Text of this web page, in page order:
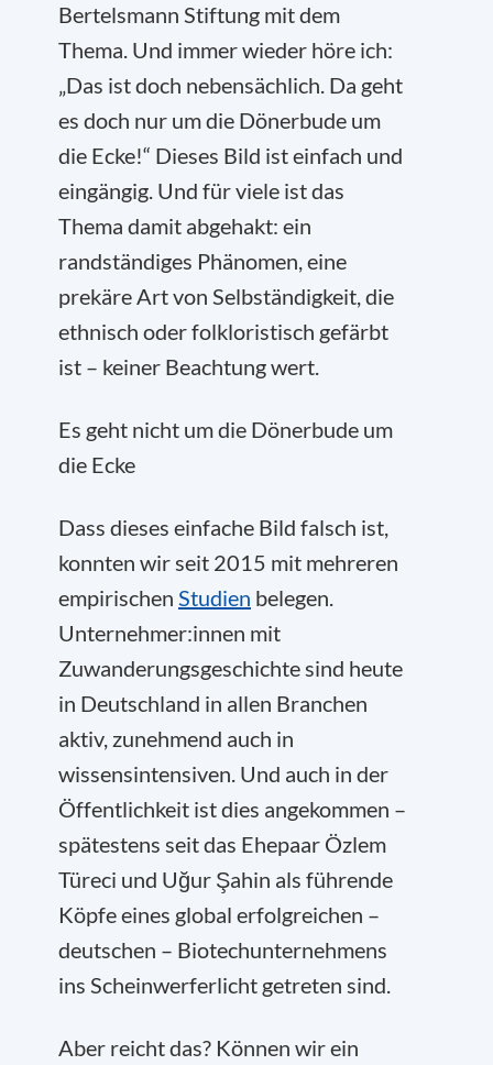
Bertelsmann Stiftung mit dem
Thema. Und immer wieder höre ich:
„Das ist doch nebensächlich. Da geht
es doch nur um die Dönerbude um
die Ecke!“ Dieses Bild ist einfach und
eingängig. Und für viele ist das
Thema damit abgehakt: ein
randständiges Phänomen, eine
prekäre Art von Selbständigkeit, die
ethnisch oder folkloristisch gefärbt
ist – keiner Beachtung wert.
Es geht nicht um die Dönerbude um
die Ecke
Dass dieses einfache Bild falsch ist,
konnten wir seit 2015 mit mehreren
empirischen Studien belegen.
Unternehmer:innen mit
Zuwanderungsgeschichte sind heute
in Deutschland in allen Branchen
aktiv, zunehmend auch in
wissensintensiven. Und auch in der
Öffentlichkeit ist dies angekommen –
spätestens seit das Ehepaar Özlem
Türeci und Uğur Şahin als führende
Köpfe eines global erfolgreichen –
deutschen – Biotechunternehmens
ins Scheinwerferlicht getreten sind.
Aber reicht das? Können wir ein